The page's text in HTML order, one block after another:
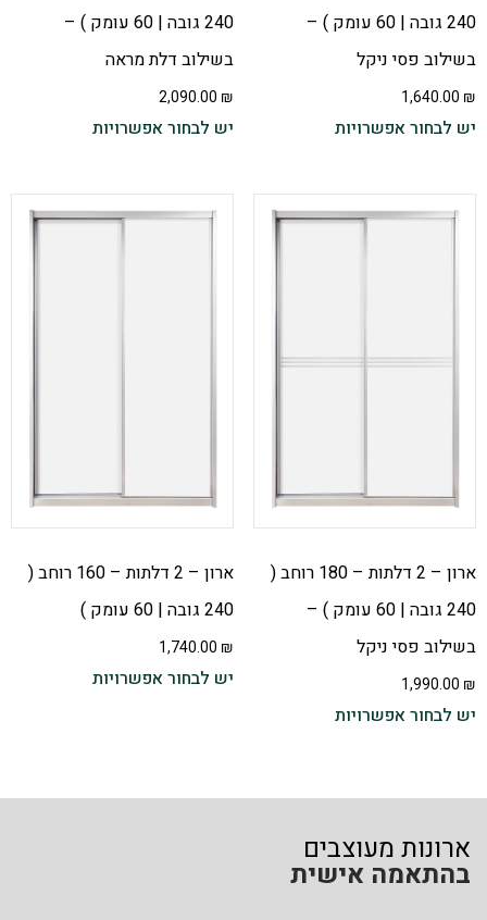
240 גובה | 60 עומק ) –
בשילוב פסי ניקל
1,640.00 ₪
יש לבחור אפשרויות
240 גובה | 60 עומק ) –
בשילוב דלת מראה
2,090.00 ₪
יש לבחור אפשרויות
ארון – 2 דלתות – 180 רוחב (
240 גובה | 60 עומק ) –
בשילוב פסי ניקל
1,990.00 ₪
יש לבחור אפשרויות
ארון – 2 דלתות – 160 רוחב (
240 גובה | 60 עומק )
1,740.00 ₪
יש לבחור אפשרויות
ארונות מעוצבים
בהתאמה אישית